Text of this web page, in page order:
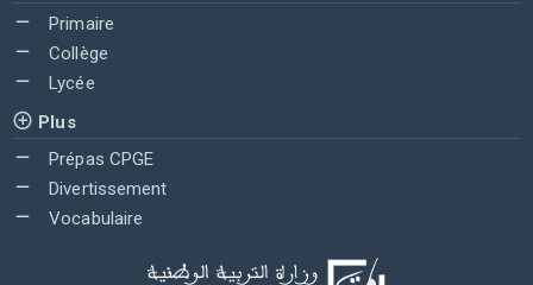
Primaire
Collège
Lycée
Plus
Prépas CPGE
Divertissement
Vocabulaire